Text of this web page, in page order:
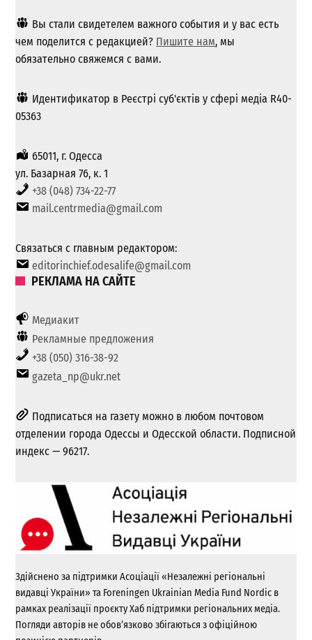
Вы стали свидетелем важного события и у вас есть
чем поделится с редакцией? Пишите нам, мы
обязательно свяжемся с вами.
Идентификатор в Реєстрі суб'єктів у сфері медіа R40-
05363
65011, г. Одесса
ул. Базарная 76, к. 1
+38 (048) 734-22-77
mail.centrmedia@gmail.com
Связаться с главным редактором:
editorinchief.odesalife@gmail.com
РЕКЛАМА НА САЙТЕ
Медиакит
Рекламные предложения
+38 (050) 316-38-92
gazeta_np@ukr.net
Подписаться на газету можно в любом почтовом
отделении города Одессы и Одесской области. Подписной
индекс — 96217.
Здійснено за підтримки Асоціації «Незалежні регіональні
видавці України» та Foreningen Ukrainian Media Fund Nordic в
рамках реалізації проєкту Хаб підтримки регіональних медіа.
Погляди авторів не обов’язково збігаються з офіційною